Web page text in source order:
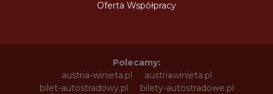
Oferta Współpracy
Polecamy:
austria-winieta.pl
austriawinieta.pl
bilet-autostradowy.pl
bilety-autostradowe.pl